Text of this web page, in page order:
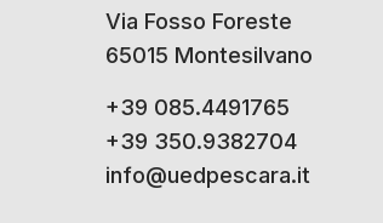
Via Fosso Foreste
65015 Montesilvano
+39 085.4491765
+39 350.9382704
info@uedpescara.it